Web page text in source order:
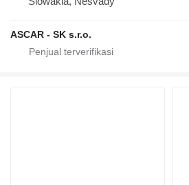
ASCAR - SK s.r.o.